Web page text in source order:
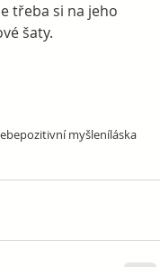
třeba si na jeho
šaty.
pozitivní myšleníláska